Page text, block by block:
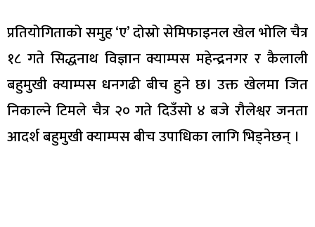
प्रतियोगिताको समुह ‘ए’ दोस्रो सेमिफाइनल खेल भोलि चैत्र
१८ गते सिद्धनाथ विज्ञान क्याम्पस महेन्द्रनगर र कैलाली
बहुमुखी क्याम्पस धनगढी बीच हुने छ। उक्त खेलमा जित
निकाल्ने टिमले चैत्र २० गते दिउँसो ४ बजे रौलेश्वर जनता
आदर्श बहुमुखी क्याम्पस बीच उपाधिका लागि भिड्नेछन् ।